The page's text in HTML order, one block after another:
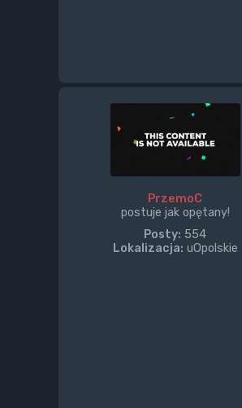
PrzemoC
postuje jak opętany!
Posty: 554
Lokalizacja: uOpolskie